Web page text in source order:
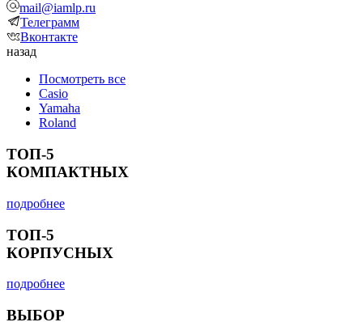
mail@iamlp.ru
Телеграмм
Вконтакте
назад
Посмотреть все
Casio
Yamaha
Roland
ТОП-5
КОМПАКТНЫХ
подробнее
ТОП-5
КОРПУСНЫХ
подробнее
ВЫБОР